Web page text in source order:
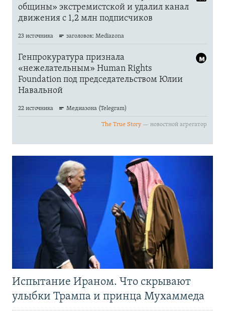
Испытание Ираном. Что скрывают
улыбки Трампа и принца Мухаммеда